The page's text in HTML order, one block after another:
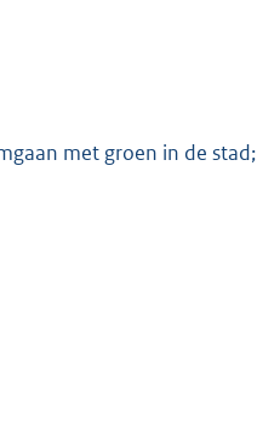
met groen in de stad;